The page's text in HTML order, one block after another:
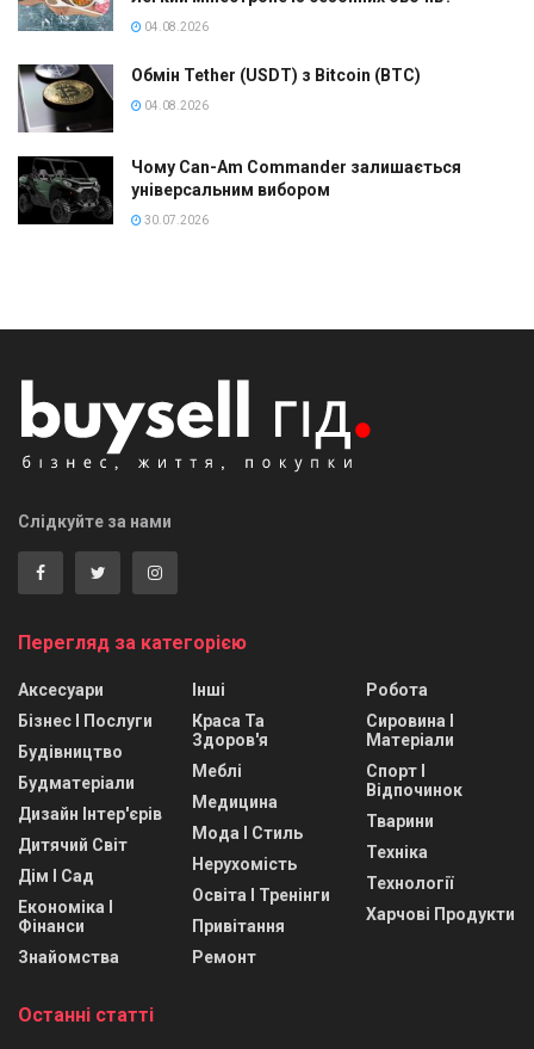
04.08.2026
Обмін Tether (USDT) з Bitcoin (BTC)
04.08.2026
Чому Can-Am Commander залишається
універсальним вибором
30.07.2026
Слідкуйте за нами
Перегляд за категорією
Аксесуари
Бізнес І Послуги
Будівництво
Будматеріали
Дизайн Інтер'єрів
Дитячий Світ
Дім І Сад
Економіка І
Фінанси
Знайомства
Інші
Краса Та
Здоров'я
Меблі
Медицина
Мода І Стиль
Нерухомість
Освіта І Тренінги
Привітання
Ремонт
Робота
Сировина І
Матеріали
Спорт І
Відпочинок
Тварини
Техніка
Технології
Харчові Продукти
Останні статті